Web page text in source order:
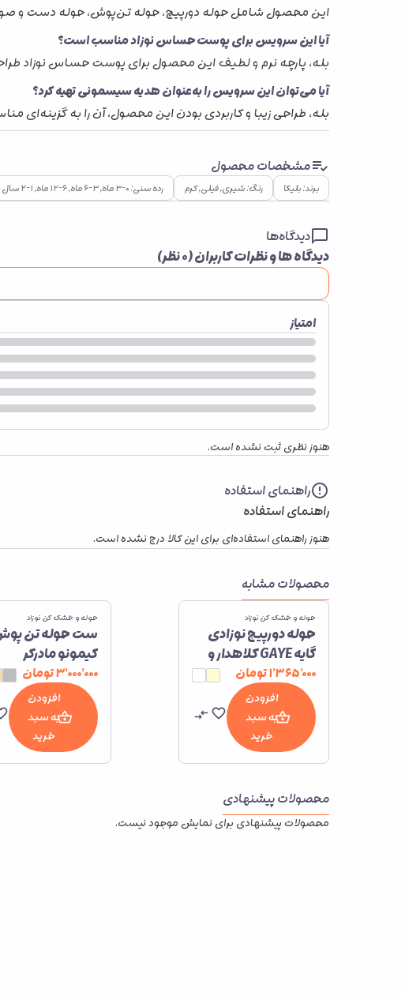
این محصول شامل حوله دورپیچ، حوله تن‌پوش، حوله دست و
آیا این سرویس برای پوست حساس نوزاد مناسب است؟
بله، پارچه نرم و لطیف این محصول برای پوست حساس نوزاد
آیا می‌توان این سرویس را به‌عنوان هدیه سیسمونی تهیه کرد؟
بله، طراحی زیبا و کاربردی بودن این محصول، آن را به
مشخصات محصول
برند: بلیکا رنگ: شیری, فیلی, کرم رده سنی: ۰–۳ ماه, ۳–۶ ماه, ۶–۱۲ ماه, ۱–۲ سال
دیدگاه‌ها
دیدگاه ها و نظرات کاربران (۰نظر)
امتیاز
هنوز نظری ثبت نشده است.
راهنمای استفاده
راهنمای استفاده
هنوز راهنمای استفاده‌ای برای این کالا درج نشده است.
محصولات مشابه
حوله و خشک کن نوزاد
حوله دورپیچ نوزادی
گایه GAYE کلاهدار و
ترک
۱٬۳۶۵٬۰۰۰تومان
افزودن
به سبد
خرید
حوله و خشک کن نوزاد
ست حوله تن
کیمونو مادرکر
۳٬۰۰۰٬۰۰۰تومان
افزودن
به سبد
خرید
محصولات پیشنهادی
محصولات پیشنهادی برای نمایش موجود نیست.